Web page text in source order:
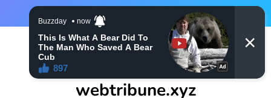
webtribune.xyz